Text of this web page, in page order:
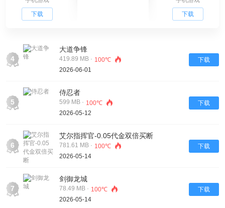
下载
下载
4
大道争锋
419.89 MB · 100℃
2026-06-01
下载
5
侍忍者
599 MB · 100℃
2026-05-12
下载
6
艾尔指挥官-0.05代金双倍买断
781.61 MB · 100℃
2026-05-14
下载
7
剑御龙城
78.49 MB · 100℃
2026-05-14
下载